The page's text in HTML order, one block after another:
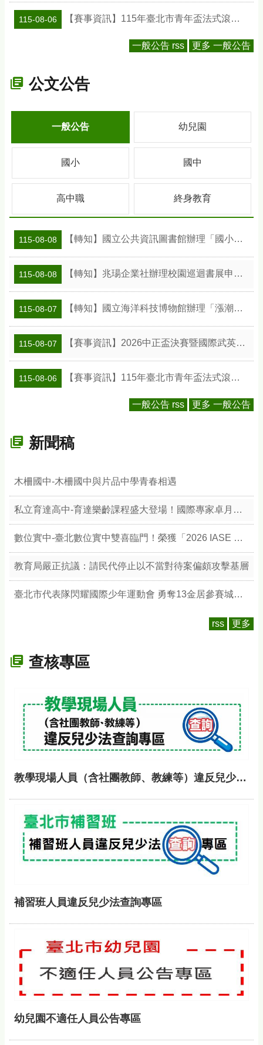
115-08-06 【賽事資訊】115年臺北市青年盃法式滾球錦標賽
一般公告 rss 更多 一般公告
公文公告
一般公告 幼兒園
國小 國中
高中職 終身教育
115-08-08 【轉知】國立公共資訊圖書館辦理「國小班級訪問工作坊」活動及教案資訊
115-08-08 【轉知】兆瑒企業社辦理校園巡迴書展申請資訊
115-08-07 【轉知】國立海洋科技博物館辦理「漲潮時刻—原民智慧主題探索課程」參訪補助案
115-08-07 【賽事資訊】2026中正盃決賽暨國際武英盃武術精英錦標賽
115-08-06 【賽事資訊】115年臺北市青年盃法式滾球錦標賽
一般公告 rss 更多 一般公告
新聞稿
木柵國中-木柵國中與片品中學青春相遇
私立育達高中-育達樂齡課程盛大登場！國際專家卓月蘭帶領樂齡族體驗綠色療癒力
數位實中-臺北數位實中雙喜臨門！榮獲「2026 IASE 教育影響力獎」雙楷模，以數位治理與無圍牆校園引領教育新典範
教育局嚴正抗議：請民代停止以不當對待案偏頗攻擊基層
臺北市代表隊閃耀國際少年運動會 勇奪13金居參賽城市之冠 展現競技實力與城市榮耀
rss 更多
查核專區
教學現場人員（含社團教師、教練等）違反兒少法查詢專區
補習班人員違反兒少法查詢專區
幼兒園不適任人員公告專區